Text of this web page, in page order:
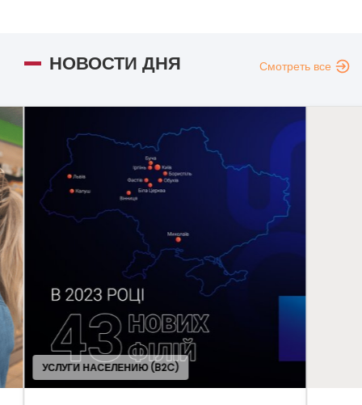
НОВОСТИ ДНЯ Смотреть все